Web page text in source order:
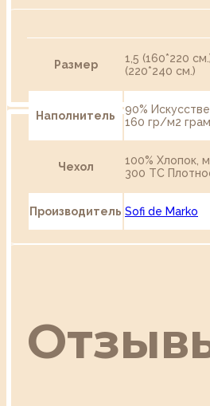
Размер
1,5 (160*220
(220*240 см.)
Наполнитель
90%
160 гр/м2
Чехол
100% Хлопок,
300 ТС
Производитель Sofi de Marko